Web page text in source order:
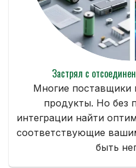
Застрял с
Многие поставщики
продукты. Но без
интеграции найти
соответствующие
быть